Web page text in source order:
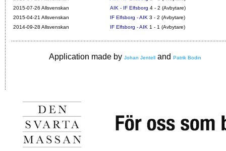
2015-07-26 Allsvenskan
AIK - IF Elfsborg 4 - 2 (Avbytare)
2015-04-21 Allsvenskan
IF Elfsborg - AIK 3 - 2 (Avbytare)
2014-09-28 Allsvenskan
IF Elfsborg - AIK 1 - 1 (Avbytare)
Application made by Johan Jentell and Patrik Bodin